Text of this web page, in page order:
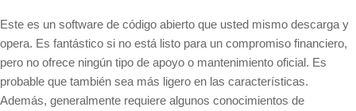
Este es un software de código abierto que usted mismo descarga y
opera. Es fantástico si no está listo para un compromiso financiero,
pero no ofrece ningún tipo de apoyo o mantenimiento oficial. Es
probable que también sea más ligero en las características.
Además, generalmente requiere algunos conocimientos de